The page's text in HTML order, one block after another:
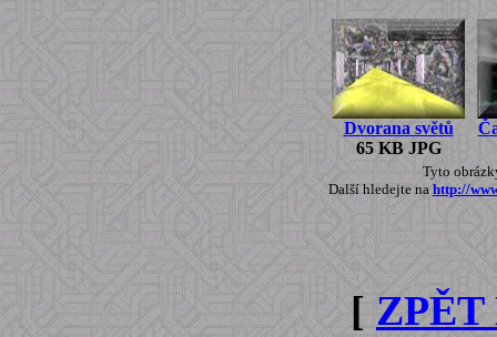
Dvorana světů
65 KB JPG
Tyto
Další hledejte na http://
[